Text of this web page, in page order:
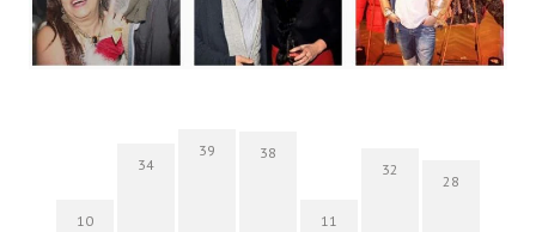
10
34
39 38
11
32
28